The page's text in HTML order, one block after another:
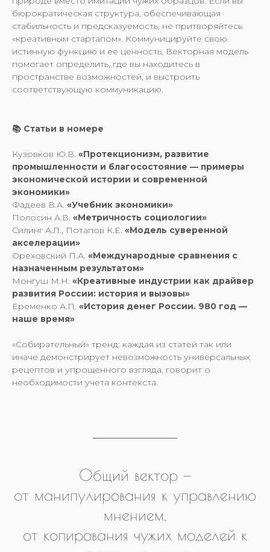
бюрократическая структура, обеспечивающая
стабильность и предсказуемость, не притворяйтесь
«креативным стартапом». Коммуницируйте свою
истинную функцию и ее ценность. Векторная модель
помогает определить, где вы находитесь в
пространстве возможностей, и выстроить
соответствующую коммуникацию.
📚 Статьи в номере
Кузовков Ю.В. «Протекционизм, развитие
промышленности и благосостояние — примеры
экономической истории и современной
экономики»
Фадеев В.А. «Учебник экономики»
Полосин А.В. «Метричность социологии»
Силинг А.Л., Потапов К.Е. «Модель суверенной
акселерации»
Ореховский П.А. «Международные сравнения с
назначенным результатом»
Монгуш М.Н. «Креативные индустрии как драйвер
развития России: история и вызовы»
Еременко А.П. «История денег России. 980 год —
наше время»
«Собирательный» тренд: каждая из статей так или
иначе демонстрирует невозможность универсальных
рецептов и упрощенного взгляда, говорит о
необходимости учета контекста.
Общий вектор —
от манипулирования к управлению
мнением,
от копирования чужих моделей к